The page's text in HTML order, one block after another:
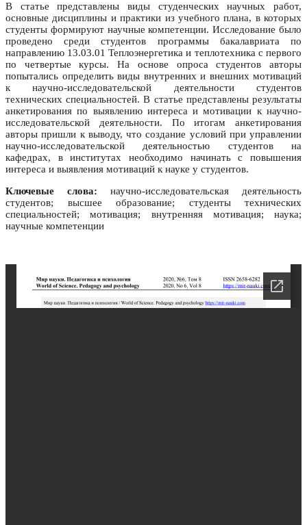
В статье представлены виды студенческих научных работ,
основные дисциплины и практики из учебного плана, в которых
студенты формируют научные компетенции. Исследование было
проведено среди студентов программы бакалавриата по
направлению 13.03.01 Теплоэнергетика и теплотехника с первого
по четвертые курсы. На основе опроса студентов авторы
попытались определить виды внутренних и внешних мотиваций
к научно-исследовательской деятельности студентов
технических специальностей. В статье представлены результаты
анкетирования по выявлению интереса и мотивации к научно-
исследовательской деятельности. По итогам анкетирования
авторы пришли к выводу, что создание условий при управлении
научно-исследовательской деятельностью студентов на
кафедрах, в институтах необходимо начинать с повышения
интереса и выявления мотиваций к науке у студентов.
Ключевые слова: научно-исследовательская деятельность
студентов; высшее образование; студенты технических
специальностей; мотивация; внутренняя мотивация; наука;
научные компетенции